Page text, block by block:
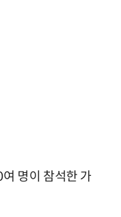
명이 참석한 가